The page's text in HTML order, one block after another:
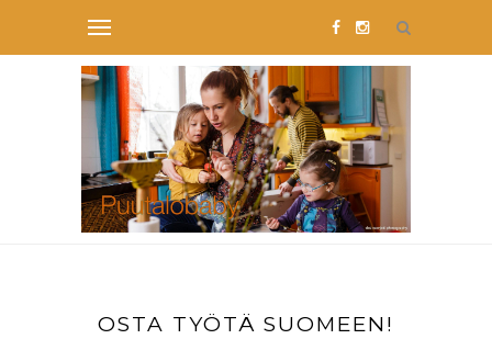
OSTA TYÖTÄ SUOMEEN!